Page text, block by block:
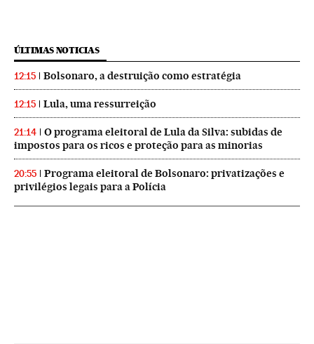
ÚLTIMAS NOTICIAS
12:15 Bolsonaro, a destruição como estratégia
12:15 Lula, uma ressurreição
21:14
O programa eleitoral de Lula da Silva: subidas de
impostos para os ricos e proteção para as minorias
20:55
Programa eleitoral de Bolsonaro: privatizações e
privilégios legais para a Polícia